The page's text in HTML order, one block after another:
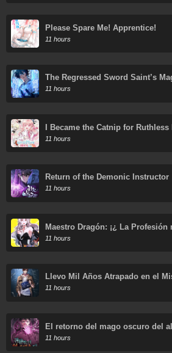
Please Spare Me! Apprentice!
11 hours
The Regressed Sword Saint’s
11 hours
I Became the Catnip for Ruthless
11 hours
Return of the Demonic Instructor
11 hours
Maestro Dragón: ¡¿ La
11 hours
Llevo Mil Años Atrapado en el
11 hours
El retorno del mago oscuro del
11 hours